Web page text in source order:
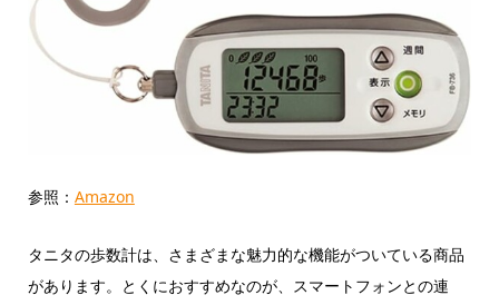
参照： Amazon
タニタの歩数計は、さまざまな魅力的な機能がついている商品
があります。とくにおすすめなのが、スマートフォンとの連